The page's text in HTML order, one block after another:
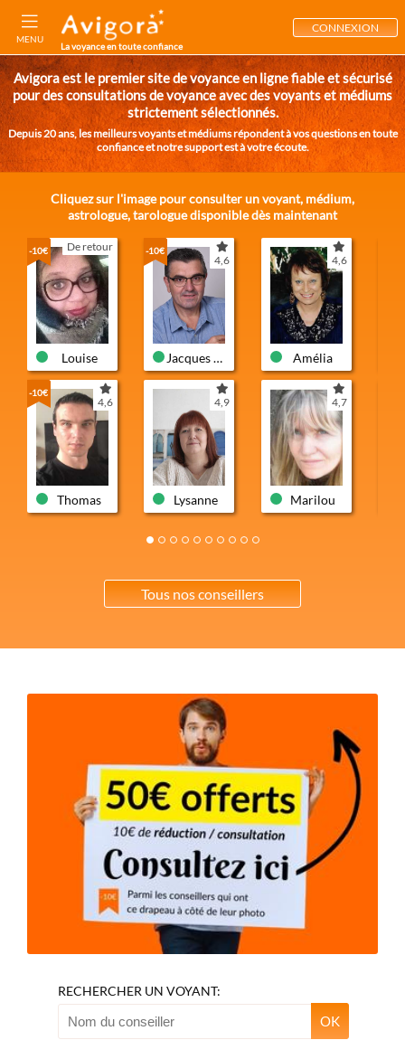
MENU
La voyance en toute confiance
CONNEXION
Avigora est le premier site de voyance en ligne fiable et sécurisé
pour des consultations de voyance avec des voyants et médiums
strictement sélectionnés.
Depuis 20 ans, les meilleurs voyants et médiums répondent à vos questions en toute
confiance et notre support est à votre écoute.
RECHERCHER UN VOYANT:
OK
Cliquez sur l'image pour consulter un voyant, médium,
astrologue, tarologue disponible dès maintenant
Louise
De retour
-10€
Thomas
4,6
-10€
Jacques des Bruyères
4,6
-10€
Lysanne
4,9
Amélia
4,6
Marilou
4,7
Tous nos conseillers